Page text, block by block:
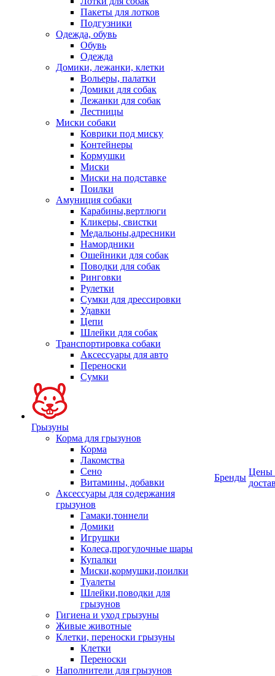
Пакеты для лотков
Подгузники
Одежда, обувь
Обувь
Одежда
Домики, лежанки, клетки
Вольеры, палатки
Домики для собак
Лежанки для собак
Лестницы
Миски собаки
Коврики под миску
Контейнеры
Кормушки
Миски
Миски на подставке
Поилки
Амуниция собаки
Карабины,вертлюги
Кликеры, свистки
Медальоны,адресники
Намордники
Ошейники для собак
Поводки для собак
Ринговки
Рулетки
Сумки для дрессировки
Удавки
Цепи
Шлейки для собак
Транспортировка собаки
Аксессуары для авто
Переноски
Сумки
Грызуны
Корма для грызунов
Корма
Лакомства
Сено
Витамины, добавки
Аксессуары для содержания
грызунов
Гамаки,тоннели
Домики
Игрушки
Колеса,прогулочные шары
Купалки
Миски,кормушки,поилки
Туалеты
Шлейки,поводки для
грызунов
Гигиена и уход грызуны
Живые животные
Клетки, переноски грызуны
Клетки
Переноски
Наполнители для грызунов
Бренды
Цены